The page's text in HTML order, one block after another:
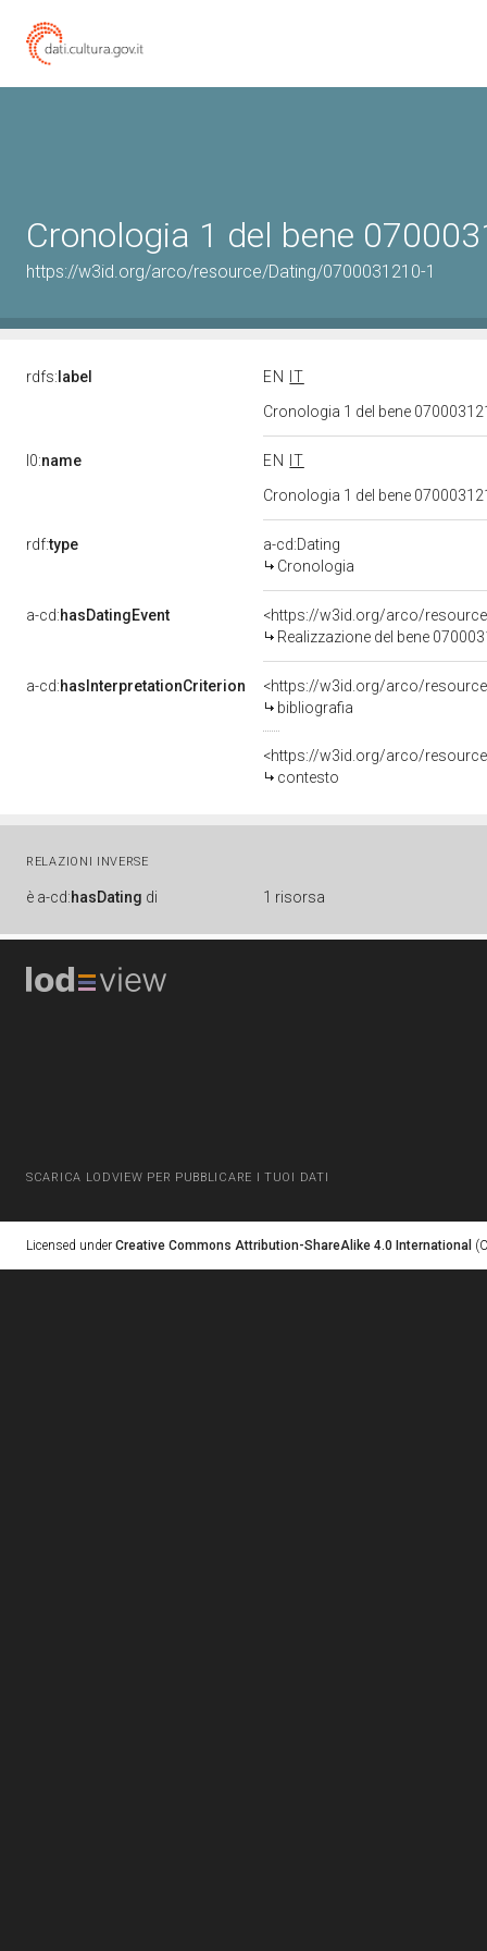
Cronologia 1 del bene
https://w3id.org/arco/resource/Dating/0700031210-1
rdfs: label EN
IT
Cronologia 1 del bene
l0:name EN
IT
Cronologia 1 del bene
rdf:type
a-cd:Dating
Cronologia
a-cd:hasDatingEvent
<https://w3id.org/arco/
Realizzazione del bene
a-cd:hasInterpretationCriterion
<https://w3id.org/arco/
bibliografia
<https://w3id.org/arco/
contesto
RELAZIONI INVERSE
è a-cd:hasDating di 1 risorsa
SCARICA LODVIEW PER PUBBLICARE I TUOI DATI
Licensed under Creative Commons Attribution-ShareAlike 4.0 International